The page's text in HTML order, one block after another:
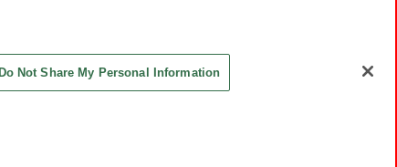
Do Not Share My Personal Information